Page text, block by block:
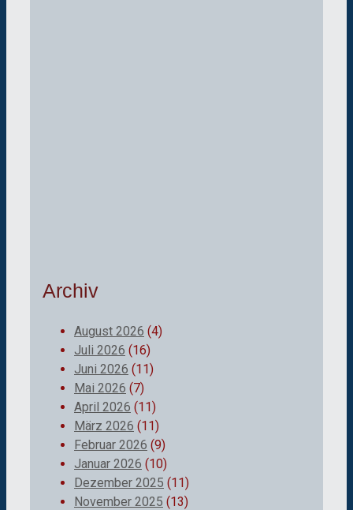
Archiv
August 2026 (4)
Juli 2026 (16)
Juni 2026 (11)
Mai 2026 (7)
April 2026 (11)
März 2026 (11)
Februar 2026 (9)
Januar 2026 (10)
Dezember 2025 (11)
November 2025 (13)